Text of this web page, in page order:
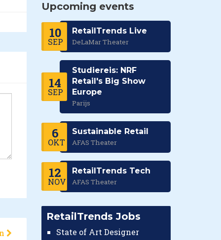
Upcoming events
10
SEP
RetailTrends Live
DeLaMar Theater
14
SEP
Studiereis: NRF
Retail's Big Show
Europe
Parijs
6
OKT
Sustainable Retail
AFAS Theater
12
NOV
RetailTrends Tech
AFAS Theater
RetailTrends Jobs
State of Art Designer